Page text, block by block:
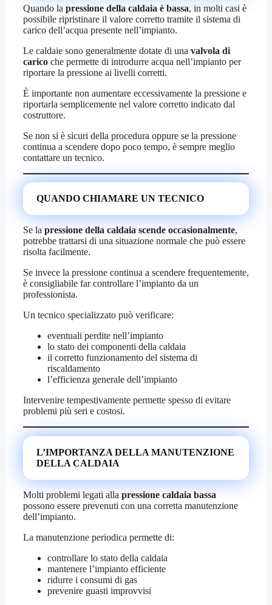
Quando la pressione della caldaia è bassa, in molti casi è
possibile ripristinare il valore corretto tramite il sistema di
carico dell’acqua presente nell’impianto.
Le caldaie sono generalmente dotate di una valvola di
carico che permette di introdurre acqua nell’impianto per
riportare la pressione ai livelli corretti.
È importante non aumentare eccessivamente la pressione e
riportarla semplicemente nel valore corretto indicato dal
costruttore.
Se non si è sicuri della procedura oppure se la pressione
continua a scendere dopo poco tempo, è sempre meglio
contattare un tecnico.
QUANDO CHIAMARE UN TECNICO
Se la pressione della caldaia scende occasionalmente,
potrebbe trattarsi di una situazione normale che può essere
risolta facilmente.
Se invece la pressione continua a scendere frequentemente,
è consigliabile far controllare l’impianto da un
professionista.
Un tecnico specializzato può verificare:
eventuali perdite nell’impianto
lo stato dei componenti della caldaia
il corretto funzionamento del sistema di
riscaldamento
l’efficienza generale dell’impianto
Intervenire tempestivamente permette spesso di evitare
problemi più seri e costosi.
L’IMPORTANZA DELLA MANUTENZIONE
DELLA CALDAIA
Molti problemi legati alla pressione caldaia bassa
possono essere prevenuti con una corretta manutenzione
dell’impianto.
La manutenzione periodica permette di:
controllare lo stato della caldaia
mantenere l’impianto efficiente
ridurre i consumi di gas
prevenire guasti improvvisi